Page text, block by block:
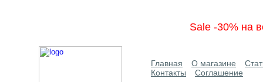
Sale -30% на
Главная О магазине
Контакты
Соглашение